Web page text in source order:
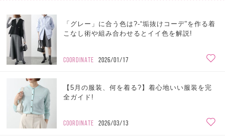
「グレー」に合う色は?-“垢抜けコーデ”を作る着
こなし術や組み合わせるとイイ色を解説!
COORDINATE 2026/01/17
【5月の服装、何を着る?】着心地いい服装を完
全ガイド!
COORDINATE 2026/03/13